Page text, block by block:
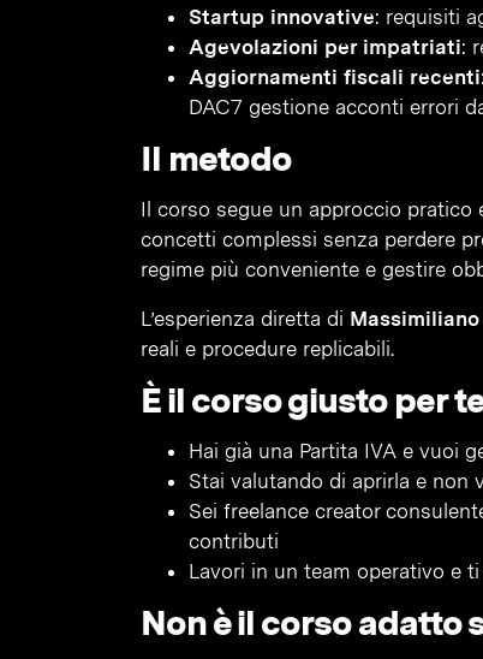
Startup innovative: requisiti
Agevolazioni per impatriati:
Aggiornamenti fiscali recenti
DAC7 gestione acconti errori
Il metodo
Il corso segue un approccio pratico
concetti complessi senza perdere
regime più conveniente e gestire
L’esperienza diretta di
reali e procedure replicabili.
È il corso giusto per
Hai già una Partita IVA e vuoi
Stai valutando di aprirla e non
Sei freelance creator
contributi
Lavori in un team operativo e
Non è il corso adatto